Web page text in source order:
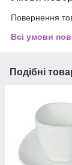
Повернення
Всі умови
Подібні